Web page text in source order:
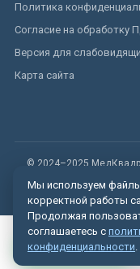
Политика
Согласие на обработку
Версия для
Карта сайта
© 2024–2025
Вызвать врача
Мы используем
корректной работы
Продолжая
соглашаетесь с
конфиденциальности.